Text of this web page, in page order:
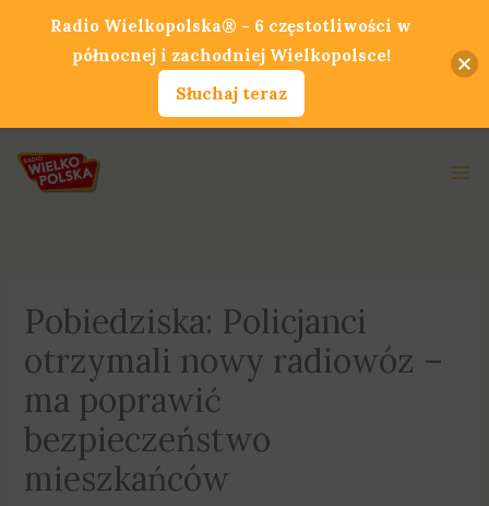
Pobiedziska: Policjanci
otrzymali nowy radiowóz –
ma poprawić
bezpieczeństwo
mieszkańców
Radio Wielkopolska® - 6 częstotliwości w
północnej i zachodniej Wielkopolsce!
Słuchaj teraz